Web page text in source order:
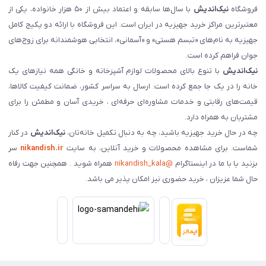
فروشگاهنیک‌اندیش
با سال‌ها سابقه و اعتماد بیش از ۵۰ هزار خانواده، یکی از
معتبرترین مراکز خرید جهیزیه در ایران است. این فروشگاه با ارائه دو پکیج کامل
جهیزیه به نام‌های «تبسم هستی» و «آسمانی»، انتخابی هوشمندانه برای زوج‌های
جوان فراهم کرده است.
نیک‌اندیش با تنوع بالای محصولات لوازم آشپزخانه و خانگی همه نیازهای یک
خانه را در یک جا جمع کرده است. ارسال به سراسر کشور، ضمانت کیفیت کالاها،
قیمت‌های رقابتی و خدمات مشاوره‌ای حرفه‌ای ، خریدی آسان و مطمئن را برای
مشتریان به همراه دارد.
چه در حال خرید جهیزیه باشید، چه به دنبال تکمیل خانه‌تان،نیک‌اندیش در کنار
شماست. برای مشاهده محصولات و خرید آنلاین، به سایت nikandish.ir سر
بزنید یا با ما در اینستاگرام @nikandish_kala
همراه شوید . همچنین جهت رفاه
حال شما عزیزان ، خرید حضوری نیز امکان پذیر می باشد.